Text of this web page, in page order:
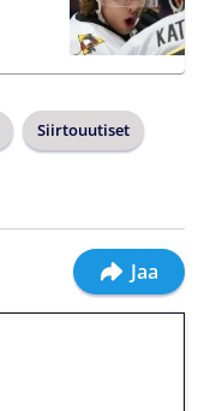
Siirtouutiset
Jaa